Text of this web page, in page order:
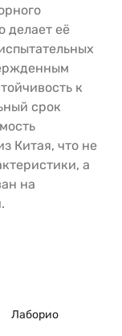
делает её
к
срок
Китая, что не
а
на
Лаборио